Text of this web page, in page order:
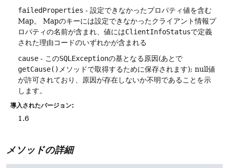
failedProperties - 設定できなかったプロパティ値を含む
Map。
Mapのキーには設定できなかったクライアント情報プ
ロパティの名前が含まれ、値にはClientInfoStatusで定義
された理由コードのいずれかが含まれる
cause - このSQLExceptionの基となる原因(あとで
getCause() メソッドで取得するために保存されます); null値
が許可されており、原因が存在しないか不明であることを示
します。
導入されたバージョン:
1.6
メソッドの詳細